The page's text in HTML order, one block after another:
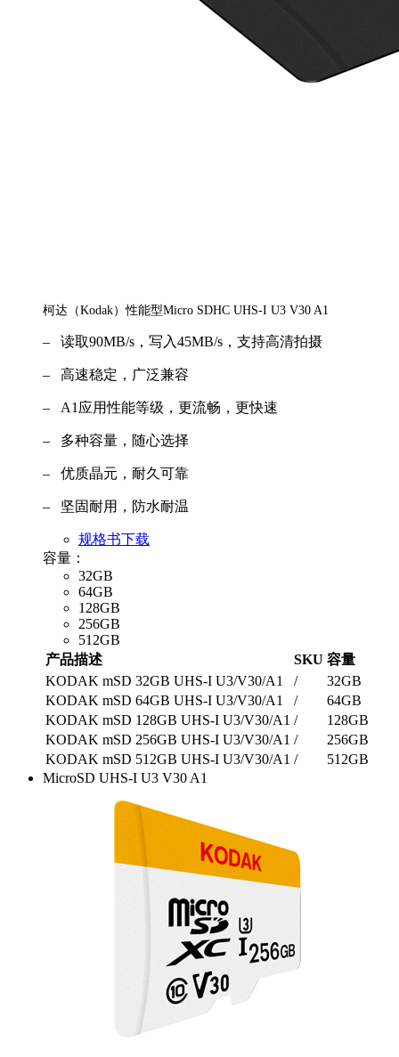
柯达（Kodak）性能型Micro SDHC UHS-I U3 V30 A1
– 读取90MB/s，写入45MB/s，支持高清拍摄
– 高速稳定，广泛兼容
– A1应用性能等级，更流畅，更快速
– 多种容量，随心选择
– 优质晶元，耐久可靠
– 坚固耐用，防水耐温
规格书下载
容量：
32GB
64GB
128GB
256GB
512GB
产品描述
SKU 容量
KODAK mSD 32GB UHS-I U3/V30/A1
/
32GB
KODAK mSD 64GB UHS-I U3/V30/A1
/
64GB
KODAK mSD 128GB UHS-I U3/V30/A1 /
128GB
KODAK mSD 256GB UHS-I U3/V30/A1 /
256GB
KODAK mSD 512GB UHS-I U3/V30/A1 /
512GB
MicroSD UHS-I U3 V30 A1